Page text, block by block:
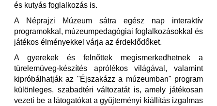
és kutyás foglalkozás is.
A Néprajzi Múzeum sátra egész nap interaktív
programokkal, múzeumpedagógiai foglalkozásokkal és
játékos élményekkel várja az érdeklődőket.
A gyerekek és felnőttek megismerkedhetnek a
türelemüveg-készítés aprólékos világával, valamint
kipróbálhatják az "Éjszakázz a múzeumban" program
különleges, szabadtéri változatát is, amely játékosan
vezeti be a látogatókat a gyűjteményi kiállítás izgalmas